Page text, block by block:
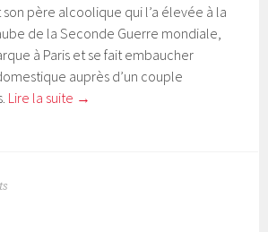
père alcoolique qui l’a élevée à la
de la Seconde Guerre mondiale,
à Paris et se fait embaucher
auprès d’un couple
Lire la suite →